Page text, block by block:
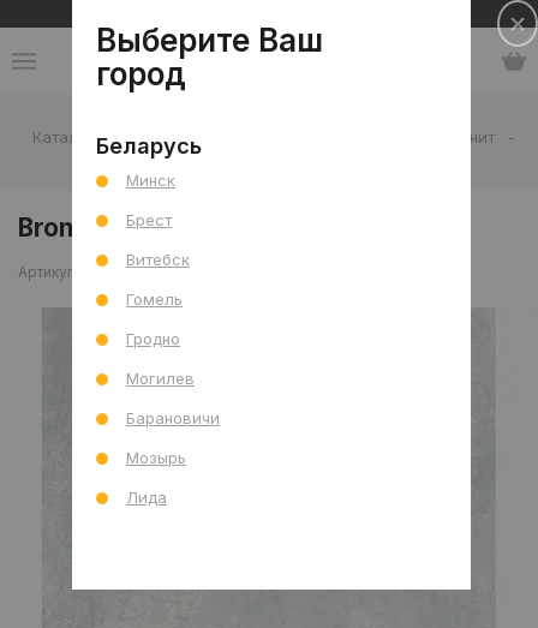
Каталог - Керамогранит
-
Bronx Silver Sugar 60x60 R
Bronx Silver Sugar 60x60 R
Артикул: 0000025045
Выберите Ваш
город
Беларусь
Минск
Брест
Витебск
Гомель
Гродно
Могилев
Барановичи
Мозырь
Лида